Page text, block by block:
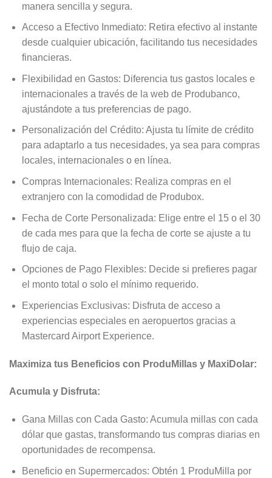
manera sencilla y segura.
Acceso a Efectivo Inmediato: Retira efectivo al instante
desde cualquier ubicación, facilitando tus necesidades
financieras.
Flexibilidad en Gastos: Diferencia tus gastos locales e
internacionales a través de la web de Produbanco,
ajustándote a tus preferencias de pago.
Personalización del Crédito: Ajusta tu límite de crédito
para adaptarlo a tus necesidades, ya sea para compras
locales, internacionales o en línea.
Compras Internacionales: Realiza compras en el
extranjero con la comodidad de Produbox.
Fecha de Corte Personalizada: Elige entre el 15 o el 30
de cada mes para que la fecha de corte se ajuste a tu
flujo de caja.
Opciones de Pago Flexibles: Decide si prefieres pagar
el monto total o solo el mínimo requerido.
Experiencias Exclusivas: Disfruta de acceso a
experiencias especiales en aeropuertos gracias a
Mastercard Airport Experience.
Maximiza tus Beneficios con ProduMillas y MaxiDolar:
Acumula y Disfruta:
Gana Millas con Cada Gasto: Acumula millas con cada
dólar que gastas, transformando tus compras diarias en
oportunidades de recompensa.
Beneficio en Supermercados: Obtén 1 ProduMilla por